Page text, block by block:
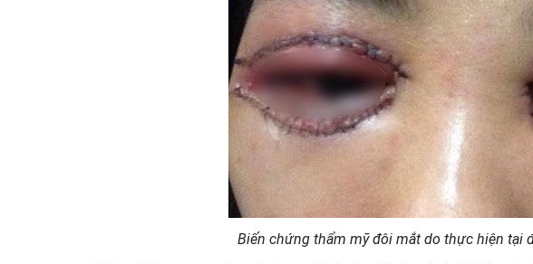
Biến chứng thẩm mỹ đôi mắt do thực hiện tại